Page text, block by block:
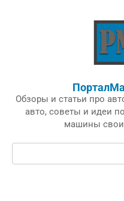
Обзоры и статьи про
авто, советы и идеи
машины
Поиск: